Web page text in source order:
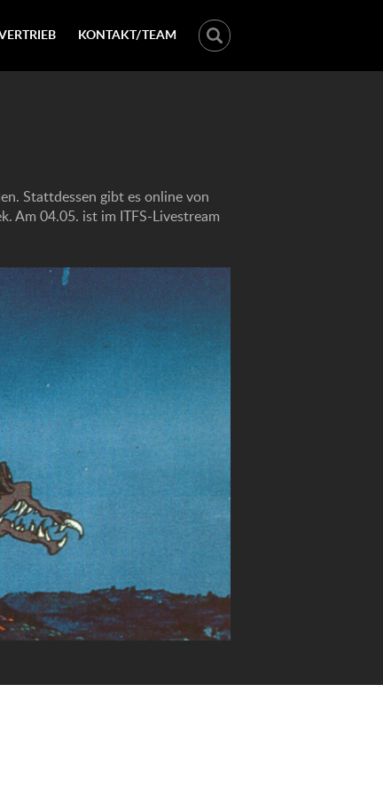
KONTAKT/TEAM
Stattdessen gibt es online von
Am 04.05. ist im ITFS-Livestream